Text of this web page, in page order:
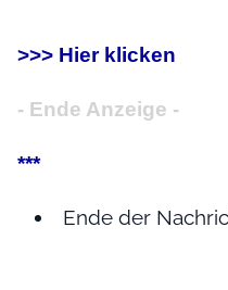
>>> Hier klicken
- Ende Anzeige -
***
Ende der